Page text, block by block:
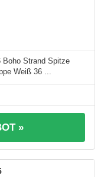
Boho Strand Spitze
Weiß 36 ...
»